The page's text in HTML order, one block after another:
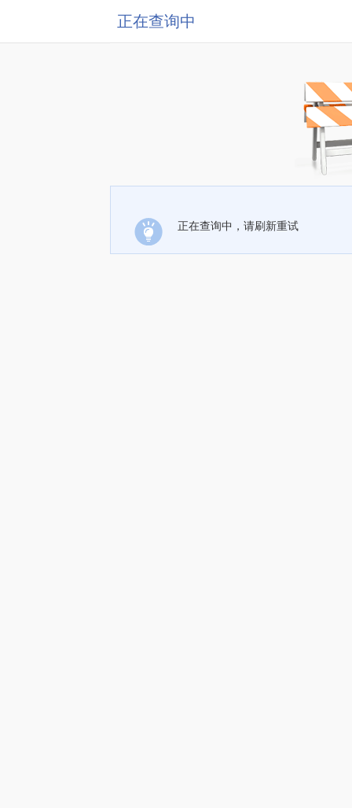
正在查询中
正在查询中，请刷新重试